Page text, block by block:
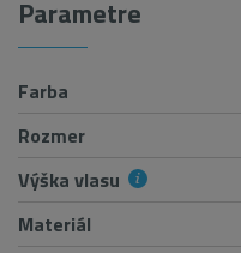
Parametre
Farba
Rozmer
Výška vlasu
Materiál